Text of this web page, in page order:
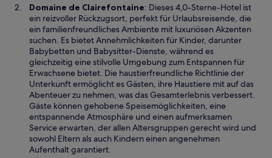
F
e
n
s
t
e
r
g
e
ö
f
f
n
Domaine de ClairefontaineW
i
r
d
i
n
e
i
n
e
m
n
e
: Dieses 4,0-Sterne-Hotel ist
ein reizvoller Rückzugsort, perfekt für Urlaubsreisende, die
ein familienfreundliches Ambiente mit luxuriösen Akzenten
suchen. Es bietet Annehmlichkeiten für Kinder, darunter
Babybetten und Babysitter-Dienste, während es
gleichzeitig eine stilvolle Umgebung zum Entspannen für
Erwachsene bietet. Die haustierfreundliche Richtlinie der
Unterkunft ermöglicht es Gästen, ihre Haustiere mit auf das
Abenteuer zu nehmen, was das Gesamterlebnis verbessert.
Gäste können gehobene Speisemöglichkeiten, eine
entspannende Atmosphäre und einen aufmerksamen
Service erwarten, der allen Altersgruppen gerecht wird und
sowohl Eltern als auch Kindern einen angenehmen
Aufenthalt garantiert.